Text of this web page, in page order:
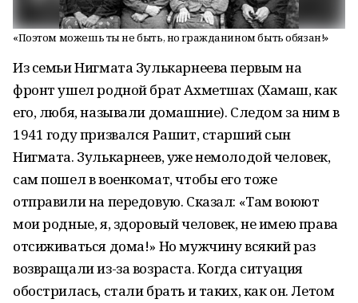
«Поэтом можешь ты не быть, но гражданином быть обязан!»
Из семьи Нигмата Зулькарнеева первым на
фронт ушел родной брат Ахметшах (Хамаш, как
его, любя, называли домашние). Следом за ним в
1941 году призвался Рашит, старший сын
Нигмата. Зулькарнеев, уже немолодой человек,
сам пошел в военкомат, чтобы его тоже
отправили на передовую. Сказал: «Там воюют
мои родные, я, здоровый человек, не имею права
отсиживаться дома!» Но мужчину всякий раз
возвращали из-за возраста. Когда ситуация
обострилась, стали брать и таких, как он. Летом